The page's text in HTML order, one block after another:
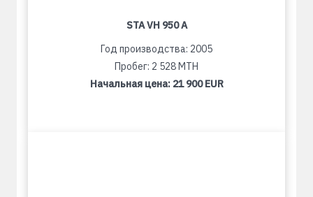
STA VH 950 A
Год производства: 2005
Пробег: 2 528 MTH
Начальная цена: 21 900 EUR